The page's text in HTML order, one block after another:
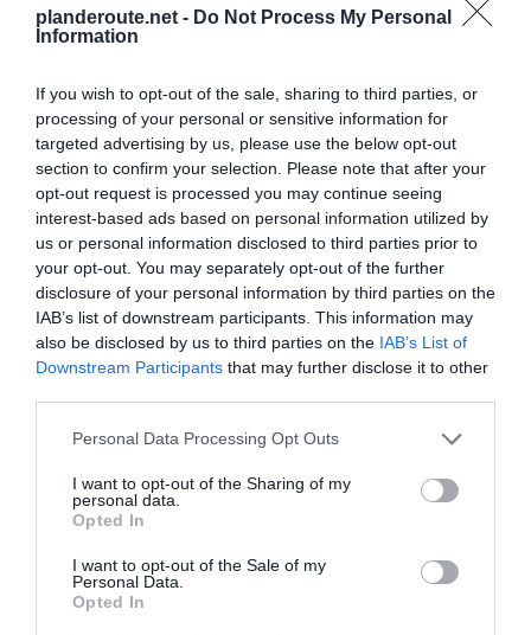
planderoute.net - Do Not Process My Personal
Information
If you wish to opt-out of the sale, sharing to third parties, or
processing of your personal or sensitive information for
targeted advertising by us, please use the below opt-out
section to confirm your selection. Please note that after your
opt-out request is processed you may continue seeing
interest-based ads based on personal information utilized by
us or personal information disclosed to third parties prior to
your opt-out. You may separately opt-out of the further
disclosure of your personal information by third parties on the
IAB’s list of downstream participants. This information may
also be disclosed by us to third parties on the IAB’s List of
Downstream Participants that may further disclose it to other
Personal Data Processing Opt Outs
I want to opt-out of the Sharing of my
personal data.
Opted In
I want to opt-out of the Sale of my
Personal Data.
Opted In
Deauvilleà 1.54 km du point 1
Trouvilleà 1.69 km du point 2
Trouville-sur-Mer à 1.69 km du point 2
Touquesà 0.74 km du point 5
Bonneville-sur-Touquesà 1.83 km du point 5
Saint-Arnoult à 0.80 km du point 5
Saint-Martin-aux-Chartrainsà 0.83 km du point 9
Englesquevilleà 2.23 km du point 9
Englesqueville-en-Auge à 2.23 km du point 9
Coudray-Rabutà 2.58 km du point 10
Coudray à 2.58 km du point 10
Pont-l"Évêqueà 1.49 km du point 10
Grenthevilleà 1.99 km du point 11
Gibervilleà 1.88 km du point 11
à 1.57 km du point 13
à 1.49 km du point 13
à 2.51 km du point 13
Hameau Quévillon à 3.29 km du point 14
La Guerranderieà 3.96 km du point 14
La Bucailleà 1.16 km du point 15